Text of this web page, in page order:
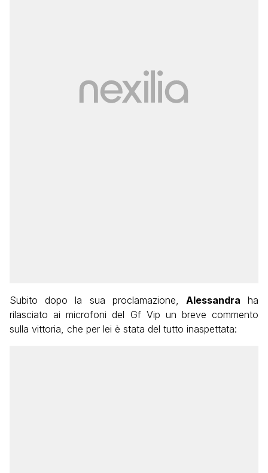
Subito dopo la sua proclamazione, Alessandra ha
rilasciato ai microfoni del Gf Vip un breve commento
sulla vittoria, che per lei è stata del tutto inaspettata: